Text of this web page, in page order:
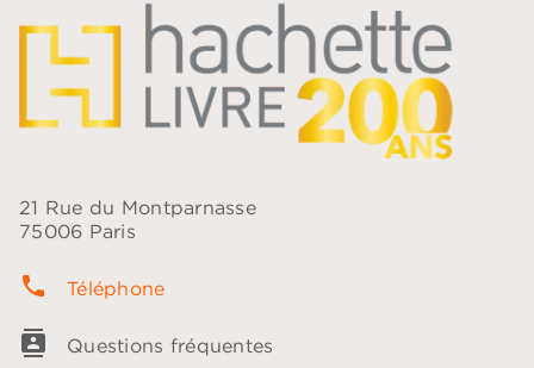
21 Rue du Montparnasse
75006 Paris
phone Téléphone
contacts Questions fréquentes